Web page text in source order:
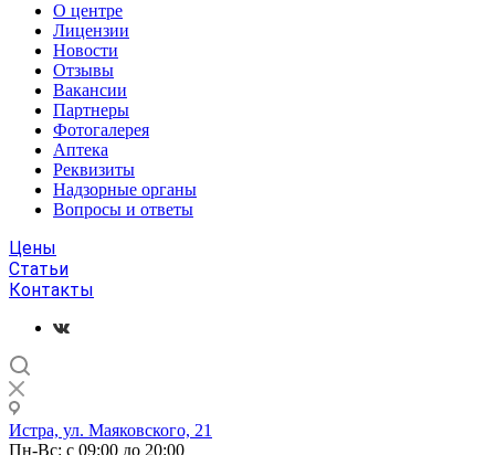
О центре
Лицензии
Новости
Отзывы
Вакансии
Партнеры
Фотогалерея
Аптека
Реквизиты
Надзорные органы
Вопросы и ответы
Цены
Статьи
Контакты
Истра, ул. Маяковского, 21
Пн-Вс: с 09:00 до 20:00